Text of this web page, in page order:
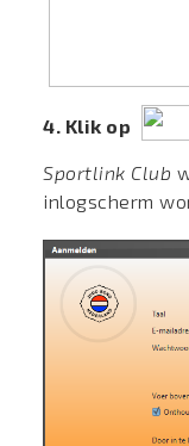
4. Klik op
Sportlink Club
inlogscherm